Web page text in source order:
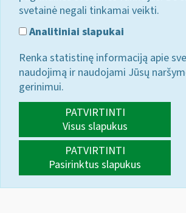
svetainė negali tinkamai veikti.
Analitiniai slapukai
Renka statistinę informaciją apie
naudojimą ir naudojami Jūsų
gerinimui.
PATVIRTINTI
Visus slapukus
PATVIRTINTI
Pasirinktus slapukus